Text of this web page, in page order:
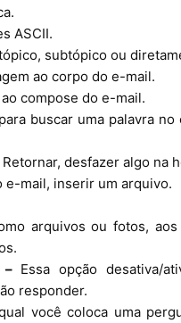
ASCII.
subtópico ou
ao corpo do e-mail.
compose do e-mail.
buscar uma palavra
desfazer algo na
e-mail, inserir um arquivo.
arquivos ou fotos,
– Essa opção desativa/
responder.
você coloca uma